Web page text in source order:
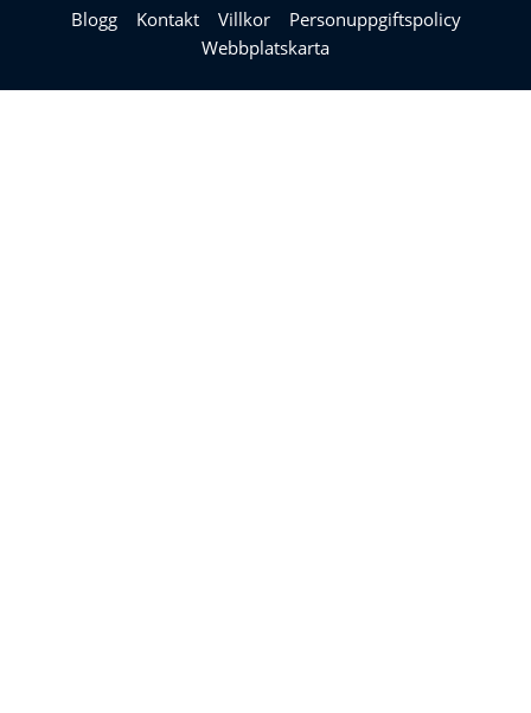
Blogg
Kontakt Villkor
Personuppgiftspolicy
Webbplatskarta